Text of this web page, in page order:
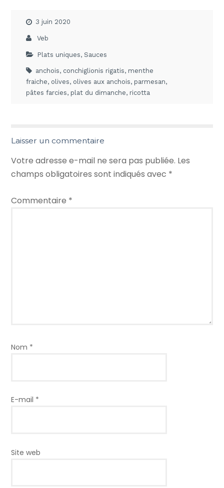
3 juin 2020
Veb
Plats uniques,Sauces
anchois, conchiglionis rigatis, menthe
fraiche, olives, olives aux anchois, parmesan,
pâtes farcies, plat du dimanche, ricotta
Laisser un commentaire
Votre adresse e-mail ne sera pas publiée. Les
champs obligatoires sont indiqués avec *
Commentaire *
Nom *
E-mail *
Site web